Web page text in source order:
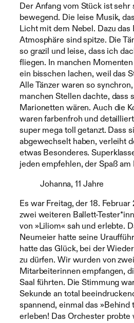
Der Anfang vom Stück ist sehr
bewegend. Die leise Musik,
Licht mit dem Nebel. Dazu das
Atmosphäre sind spitze. Die
so grazil und leise, dass ich
fliegen. In manchen
ein bisschen lachen, weil das
Alle Tänzer waren so
manchen Stellen dachte, dass
Marionetten wären. Auch die
waren farbenfroh und
super mega toll getanzt. Dass
abgewechselt haben, verleiht
etwas Besonderes.
jeden empfehlen, der Spaß am
Johanna, 11 Jahre
Es war Freitag, der 18.
zwei weiteren Ballett-
von »Liliom« sah und erlebte.
Neumeier hatte seine
hatte das Glück, bei der
zu dürfen. Wir wurden von
Mitarbeiterinnen empfangen,
Saal führten. Die Stimmung
Sekunde an total
spannend, einmal das »Behind
erleben! Das Orchester probte